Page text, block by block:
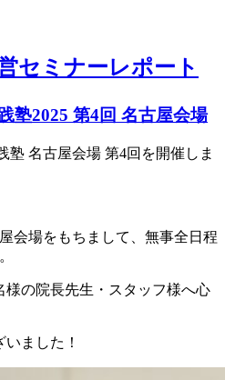
セミナーレポート
塾2025 第4回 名古屋会場
塾 名古屋会場 第4回を開催しま
会場をもちまして、無事全日程
様の院長先生・スタッフ様へ心
ました！